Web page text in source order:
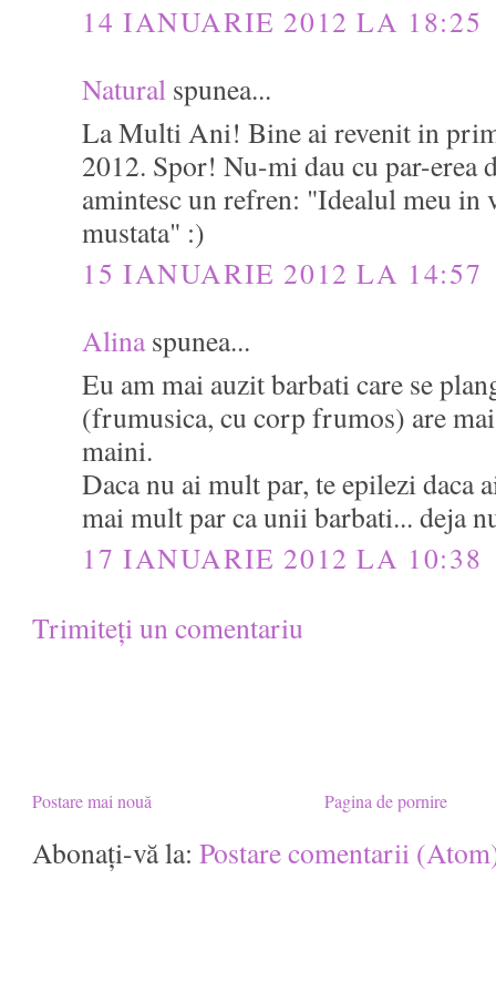
14 IANUARIE 2012 LA 18:25
Natural spunea...
La Multi Ani! Bine ai revenit in
2012. Spor! Nu-mi dau cu par-erea
amintesc un refren: "Idealul meu in
mustata" :)
15 IANUARIE 2012 LA 14:57
Alinaspunea...
Eu am mai auzit barbati care se
(frumusica, cu corp frumos) are
maini.
Daca nu ai mult par, te epilezi daca
mai mult par ca unii barbati... deja
17 IANUARIE 2012 LA 10:38
Trimiteți un comentariu
Postare mai nouă Pagina de pornire
Abonați-vă la:Postare comentarii